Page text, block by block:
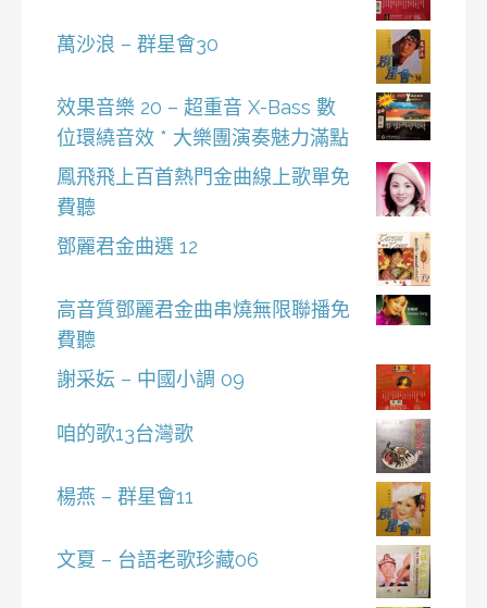
萬沙浪 – 群星會30
效果音樂 20 – 超重音 X-Bass 數
位環繞音效 * 大樂團演奏魅力滿點
鳳飛飛上百首熱門金曲線上歌單免
費聽
鄧麗君金曲選 12
高音質鄧麗君金曲串燒無限聯播免
費聽
謝采妘 – 中國小調 09
咱的歌13台灣歌
楊燕 – 群星會11
文夏 – 台語老歌珍藏06